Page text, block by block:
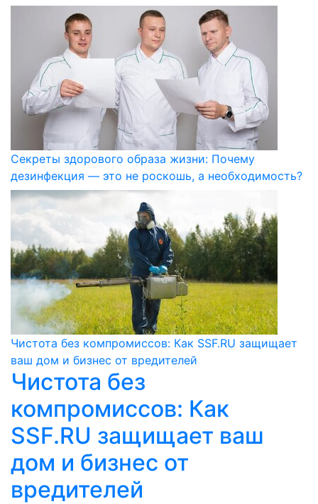
Секреты здорового образа жизни: Почему
дезинфекция — это не роскошь, а необходимость?
Чистота без компромиссов: Как SSF.RU защищает
ваш дом и бизнес от вредителей
Чистота без
компромиссов: Как
SSF.RU защищает ваш
дом и бизнес от
вредителей